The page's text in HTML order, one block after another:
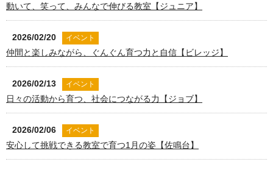
動いて、笑って、みんなで伸びる教室【ジュニア】
2026/02/20 イベント
仲間と楽しみながら、ぐんぐん育つ力と自信【ビレッジ】
2026/02/13 イベント
日々の活動から育つ、社会につながる力【ジョブ】
2026/02/06 イベント
安心して挑戦できる教室で育つ1月の姿【佐鳴台】